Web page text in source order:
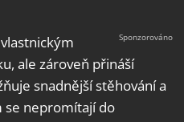
ale zároveň přináší
snadnější stěhování a
se nepromítají do